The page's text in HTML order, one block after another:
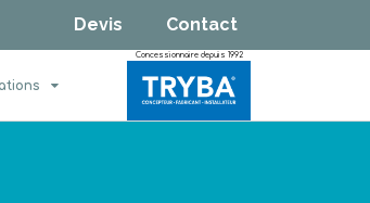
Devis Contact
Concessionnaire depuis 1992